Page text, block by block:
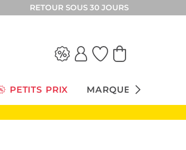
RETOUR SOUS 30 JOURS
PETITS PRIX MARQUES